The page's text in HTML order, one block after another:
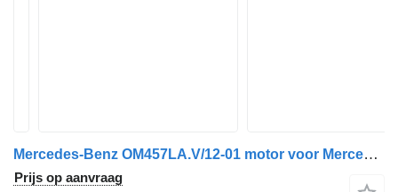
Mercedes-Benz OM457LA.V/12-01 motor voor Mercedes-Benz Axor bus
Prijs op aanvraag